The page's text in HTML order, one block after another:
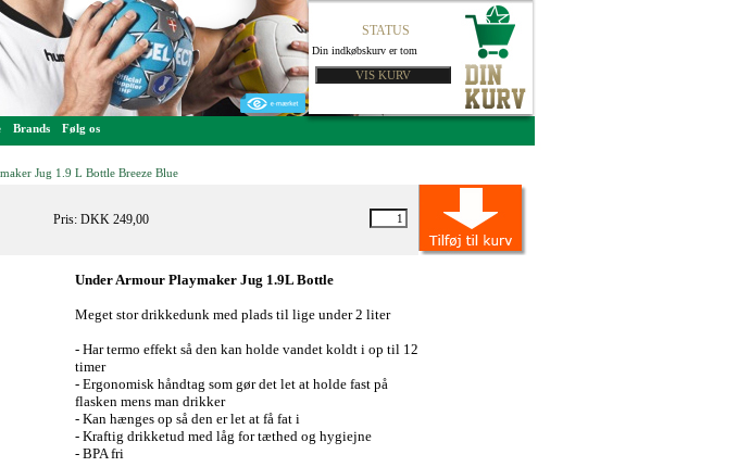
STATUS
Din indkøbskurv er tom
Brands Følg os
Jug 1.9 L Bottle Breeze Blue
Pris: DKK 249,00
Under Armour Playmaker Jug 1.9L Bottle
Meget stor drikkedunk med plads til lige under 2 liter
- Har termo effekt så den kan holde vandet koldt i op til 12
timer
- Ergonomisk håndtag som gør det let at holde fast på
flasken mens man drikker
- Kan hænges op så den er let at få fat i
- Kraftig drikketud med låg for tæthed og hygiejne
- BPA fri